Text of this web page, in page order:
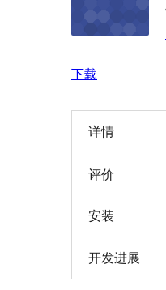
下载
详情
评价
安装
开发进展